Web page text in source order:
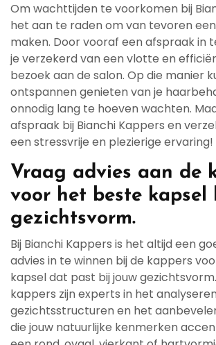
Om wachttijden te voorkomen bij
het aan te raden om van tevoren
maken. Door vooraf een afspraak in
je verzekerd van een vlotte en
bezoek aan de salon. Op die manier
ontspannen genieten van je
onnodig lang te hoeven wachten.
afspraak bij Bianchi Kappers en
een stressvrije en plezierige ervaring!
Vraag advies aan de
voor het beste kapsel
gezichtsvorm.
Bij Bianchi Kappers is het altijd een
advies in te winnen bij de kappers
kapsel dat past bij jouw
kappers zijn experts in het
gezichtsstructuren en het
die jouw natuurlijke kenmerken